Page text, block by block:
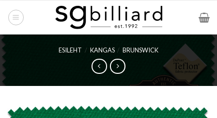
ESILEHT / KANGAS / BRUNSWICK